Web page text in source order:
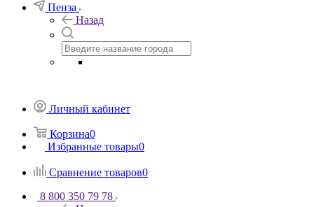
Пенза
Назад
Личный кабинет
Корзина0
Избранные товары0
Сравнение товаров0
8 800 350 79 78